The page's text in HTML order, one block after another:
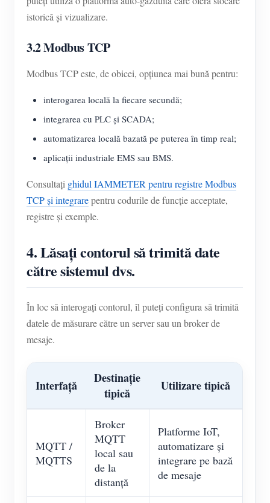
istorică și vizualizare.
3.2 Modbus TCP
Modbus TCP este, de obicei, opțiunea mai bună pentru:
interogarea locală la fiecare secundă;
integrarea cu PLC și SCADA;
automatizarea locală bazată pe puterea în timp real;
aplicații industriale EMS sau BMS.
Consultați ghidul IAMMETER pentru registre Modbus
TCP și integrarepentru codurile de funcție acceptate,
registre și exemple.
4. Lăsați contorul să trimită date
către sistemul dvs.
În loc să interogați contorul, îl puteți configura să trimită
datele de măsurare către un server sau un broker de
mesaje.
Interfață
Destinație
tipică
Utilizare tipică
MQTT /
MQTTS
Broker
MQTT
local sau
de la
distanță
Platforme IoT,
automatizare și
integrare pe bază
de mesaje